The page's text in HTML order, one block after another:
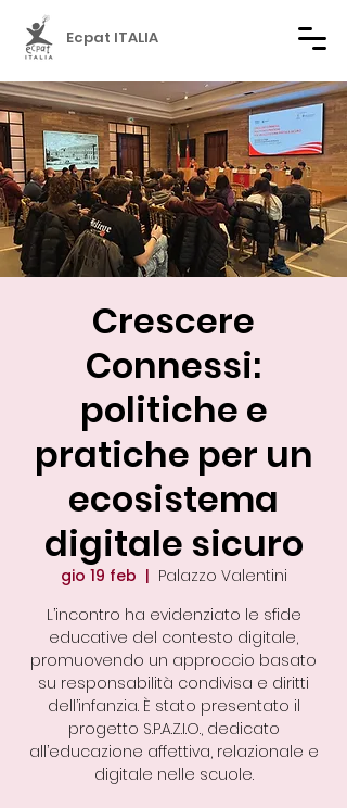
Ecpat ITALIA
Crescere
Connessi:
politiche e
pratiche per un
ecosistema
digitale sicuro
gio 19 feb
  |
Palazzo Valentini
L’incontro ha evidenziato le sfide
educative del contesto digitale,
promuovendo un approccio basato
su responsabilità condivisa e diritti
dell’infanzia. È stato presentato il
progetto S.P.A.Z.I.O., dedicato
all’educazione affettiva, relazionale e
digitale nelle scuole.